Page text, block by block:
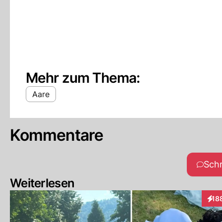
Mehr zum Thema:
Aare
Kommentare
Weiterlesen